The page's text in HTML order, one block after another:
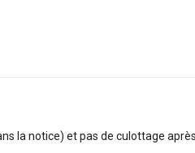
la notice) et pas de culottage